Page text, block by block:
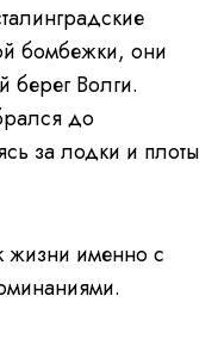
бомбежки, они
берег Волги.
до
за лодки и плоты
жизни именно с